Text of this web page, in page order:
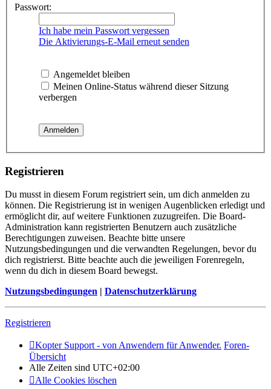
Passwort:
Ich habe mein Passwort vergessen
Die Aktivierungs-E-Mail erneut senden
Angemeldet bleiben
Meinen Online-Status während dieser Sitzung
verbergen
Registrieren
Du musst in diesem Forum registriert sein, um dich anmelden zu
können. Die Registrierung ist in wenigen Augenblicken erledigt und
ermöglicht dir, auf weitere Funktionen zuzugreifen. Die Board-
Administration kann registrierten Benutzern auch zusätzliche
Berechtigungen zuweisen. Beachte bitte unsere
Nutzungsbedingungen und die verwandten Regelungen, bevor du
dich registrierst. Bitte beachte auch die jeweiligen Forenregeln,
wenn du dich in diesem Board bewegst.
Nutzungsbedingungen | Datenschutzerklärung
Registrieren
Kopter Support - von Anwendern für Anwender. Foren-
Übersicht
Alle Zeiten sind UTC+02:00
Alle Cookies löschen